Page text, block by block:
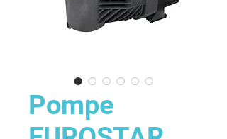
Pompe